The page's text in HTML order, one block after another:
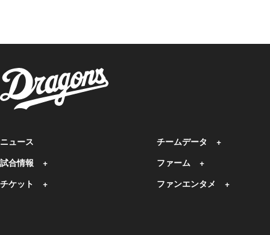
ニュース
試合情報
チケット
チームデータ
ファーム
ファンエンタメ